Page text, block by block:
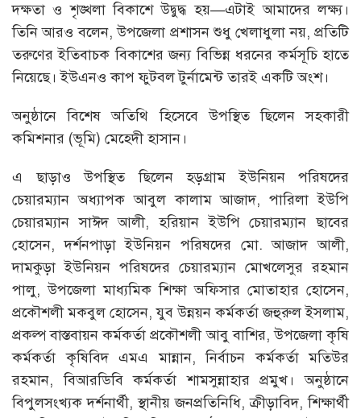
দক্ষতা ও শৃঙ্খলা বিকাশে উদ্বুদ্ধ হয়—এটাই আমাদের লক্ষ্য।
তিনি আরও বলেন, উপজেলা প্রশাসন শুধু খেলাধুলা নয়, প্রতিটি
তরুণের ইতিবাচক বিকাশের জন্য বিভিন্ন ধরনের কর্মসূচি হাতে
নিয়েছে। ইউএনও কাপ ফুটবল টুর্নামেন্ট তারই একটি অংশ।
অনুষ্ঠানে বিশেষ অতিথি হিসেবে উপস্থিত ছিলেন সহকারী
কমিশনার (ভূমি) মেহেদী হাসান।
এ ছাড়াও উপস্থিত ছিলেন হড়গ্রাম ইউনিয়ন পরিষদের
চেয়ারম্যান অধ্যাপক আবুল কালাম আজাদ, পারিলা ইউপি
চেয়ারম্যান সাঈদ আলী, হরিয়ান ইউপি চেয়ারম্যান ছাবের
হোসেন, দর্শনপাড়া ইউনিয়ন পরিষদের মো. আজাদ আলী,
দামকুড়া ইউনিয়ন পরিষদের চেয়ারম্যান মোখলেসুর রহমান
পালু, উপজেলা মাধ্যমিক শিক্ষা অফিসার মোতাহার হোসেন,
প্রকৌশলী মকবুল হোসেন, যুব উন্নয়ন কর্মকর্তা জহুরুল ইসলাম,
প্রকল্প বাস্তবায়ন কর্মকর্তা প্রকৌশলী আবু বাশির, উপজেলা কৃষি
কর্মকর্তা কৃষিবিদ এমএ মান্নান, নির্বাচন কর্মকর্তা মতিউর
রহমান, বিআরডিবি কর্মকর্তা শামসুন্নাহার প্রমুখ। অনুষ্ঠানে
বিপুলসংখ্যক দর্শনার্থী, স্থানীয় জনপ্রতিনিধি, ক্রীড়াবিদ, শিক্ষার্থী